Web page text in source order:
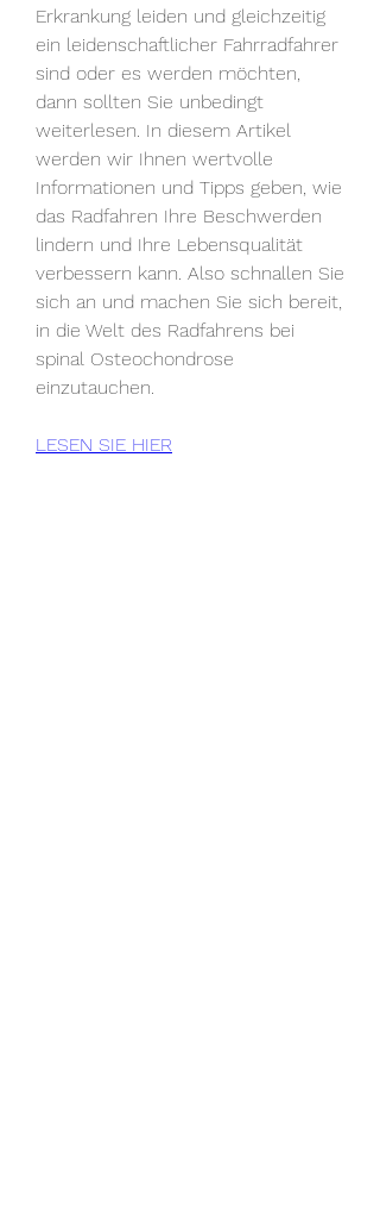
Erkrankung leiden und gleichzeitig
ein leidenschaftlicher Fahrradfahrer
sind oder es werden möchten,
dann sollten Sie unbedingt
weiterlesen. In diesem Artikel
werden wir Ihnen wertvolle
Informationen und Tipps geben, wie
das Radfahren Ihre Beschwerden
lindern und Ihre Lebensqualität
verbessern kann. Also schnallen Sie
sich an und machen Sie sich bereit,
in die Welt des Radfahrens bei
spinal Osteochondrose
einzutauchen.
LESEN SIE HIER